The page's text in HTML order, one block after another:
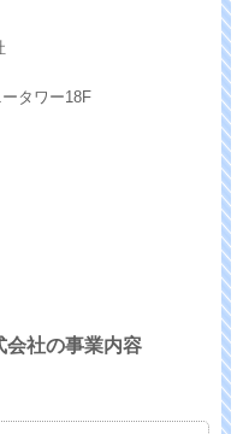
タワー18F
会社の事業内容